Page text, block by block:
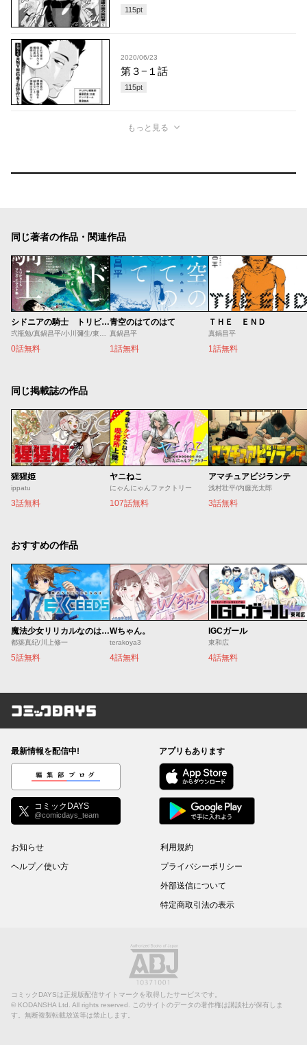
115pt
2020/06/23
第３−１話
115pt
もっと見る
同じ著者の作品・関連作品
シドニアの騎士 トリビュートマンガ・イラスト集
弐瓶勉/真鍋昌平/小川彌生/東村アキコ/五十嵐大介/すぎむらしんいち/タツヲ/石口十/蟹江鉄史/やしろ学
0話無料
青空のはてのはて
真鍋昌平
1話無料
ＴＨＥ ＥＮＤ
真鍋昌平
1話無料
同じ掲載誌の作品
猩猩姫
ippatu
3話無料
ヤニねこ
にゃんにゃんファクトリー
107話無料
アマチュアビジランテ
浅村壮平/内藤光太郎
3話無料
おすすめの作品
魔法少女リリカルなのは EXCEEDS
都築真紀/川上修一
5話無料
Wちゃん。
terakoya3
4話無料
IGCガール
東和広
4話無料
コミックDAYS
最新情報を配信中!
編集部ブログ
コミックDAYS
@comicdays_team
アプリもあります
お知らせ
ヘルプ／使い方
利用規約
プライバシーポリシー
外部送信について
特定商取引法の表示
コミックDAYSは正規版配信サイトマークを取得したサービスです。
© KODANSHA Ltd. All rights reserved. このサイトのデータの著作権は講談社が保有しま
す。無断複製転載放送等は禁止します。